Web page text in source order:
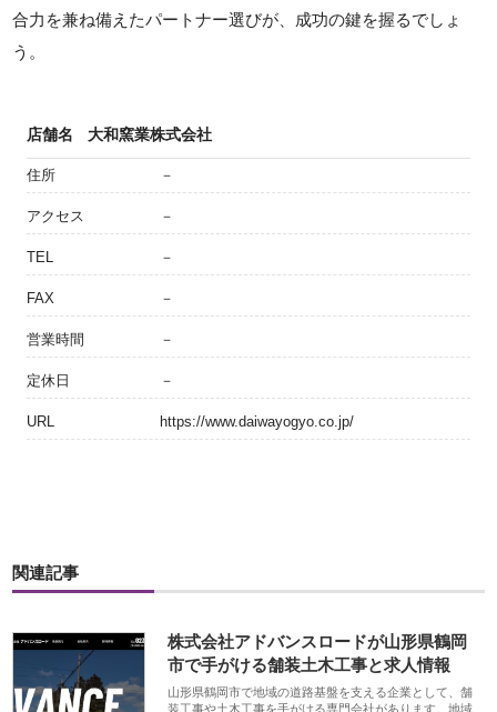
合力を兼ね備えたパートナー選びが、成功の鍵を握るでしょ
う。
店舗名 大和窯業株式会社
住所 －
アクセス －
TEL －
FAX －
営業時間 －
定休日 －
URL https://www.daiwayogyo.co.jp/
関連記事
株式会社アドバンスロードが山形県鶴岡
市で手がける舗装土木工事と求人情報
山形県鶴岡市で地域の道路基盤を支える企業として、舗
装工事や土木工事を手がける専門会社があります。地域